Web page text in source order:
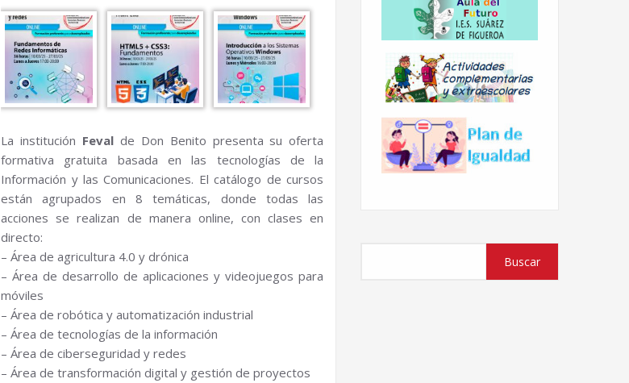
La institución Fevalde Don Benito presenta su oferta
formativa gratuita basada en las tecnologías de la
Información y las Comunicaciones. El catálogo de cursos
están agrupados en 8 temáticas, donde todas las
acciones se realizan de manera online, con clases en
directo:
– Área de agricultura 4.0 y drónica
– Área de desarrollo de aplicaciones y videojuegos para
móviles
– Área de robótica y automatización industrial
– Área de tecnologías de la información
– Área de ciberseguridad y redes
– Área de transformación digital y gestión de proyectos
Buscar